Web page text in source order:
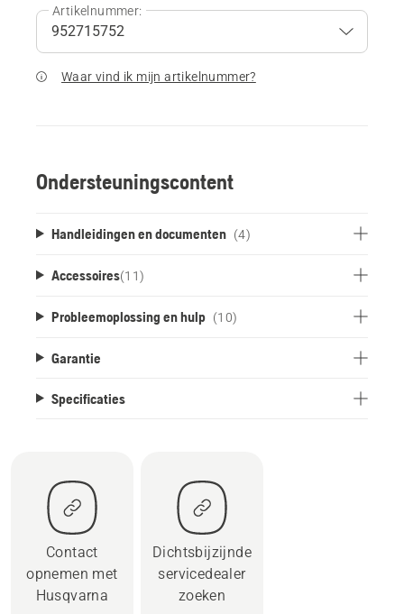
Artikelnummer:
Waar vind ik mijn artikelnummer?
Ondersteuningscontent
Handleidingen en documenten (4)
Accessoires(11)
Probleemoplossing en hulp (10)
Garantie
Specificaties
Contact
opnemen met
Husqvarna
Dichtsbijzijnde
servicedealer
zoeken